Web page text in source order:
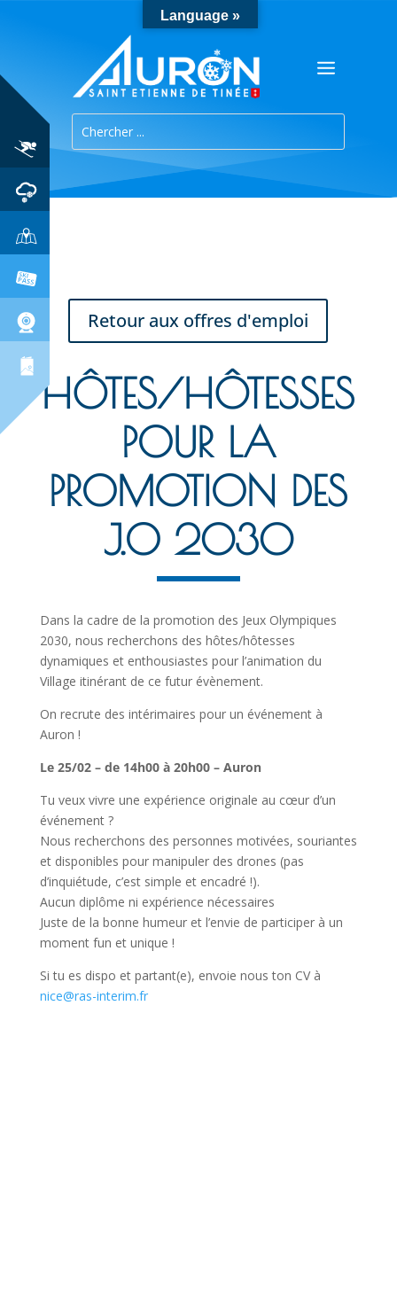
Retour aux offres d'emploi
HÔTES/HÔTESSES
POUR LA
PROMOTION DES
J.O 2030
Dans la cadre de la promotion des Jeux Olympiques
2030, nous recherchons des hôtes/hôtesses
dynamiques et enthousiastes pour l’animation du
Village itinérant de ce futur évènement.
On recrute des intérimaires pour un événement à
Auron !
Le 25/02 – de 14h00 à 20h00 – Auron
Tu veux vivre une expérience originale au cœur d’un
événement ?
Nous recherchons des personnes motivées, souriantes
et disponibles pour manipuler des drones (pas
d’inquiétude, c’est simple et encadré !).
Aucun diplôme ni expérience nécessaires
Juste de la bonne humeur et l’envie de participer à un
moment fun et unique !
Si tu es dispo et partant(e), envoie nous ton CV à
nice@ras-interim.fr
Language »